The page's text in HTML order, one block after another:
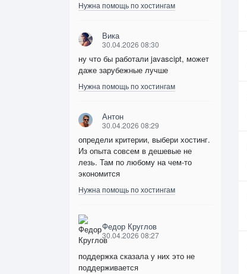
Нужна помощь по хостингам
Вика
30.04.2026 08:30
ну что бы работали javascipt, может
даже зарубежные лучше
Нужна помощь по хостингам
Антон
30.04.2026 08:29
определи критерии, выбери хостинг.
Из опыта совсем в дешевые не
лезь. Там по любому на чем-то
экономится
Нужна помощь по хостингам
Федор Круглов
30.04.2026 08:27
поддержка сказала у них это не
поддерживается